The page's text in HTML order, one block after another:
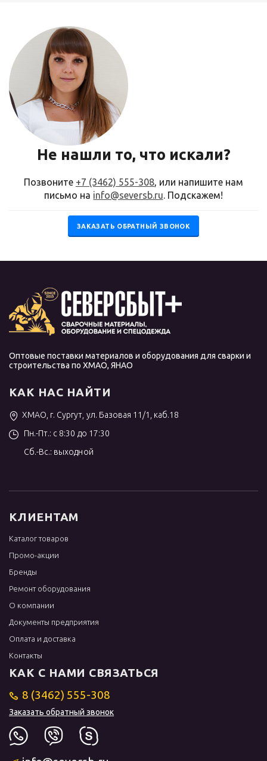
Не нашли то, что искали?
Позвоните +7 (3462) 555-308, или напишите нам
письмо на info@seversb.ru. Подскажем!
ЗАКАЗАТЬ ОБРАТНЫЙ ЗВОНОК
Оптовые поставки материалов и оборудования для сварки и
строительства по ХМАО, ЯНАО
КАК НАС НАЙТИ
ХМАО, г. Сургут, ул. Базовая 11/1, каб.18
Пн.-Пт.: с 8:30 до 17:30
Сб.-Вс.: выходной
КЛИЕНТАМ
Каталог товаров
Промо-акции
Бренды
Ремонт оборудования
О компании
Документы предприятия
Оплата и доставка
Контакты
КАК С НАМИ СВЯЗАТЬСЯ
8 (3462) 555-308
Заказать обратный звонок